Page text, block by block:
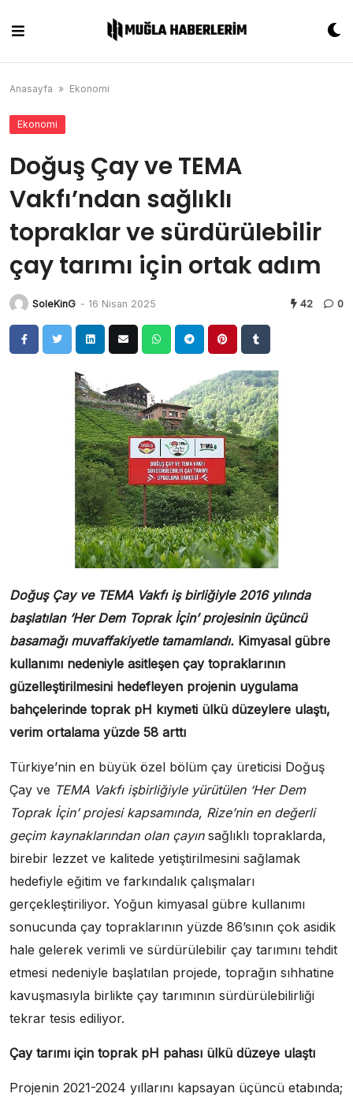
content
Anasayfa » Ekonomi
Ekonomi
Doğuş Çay ve TEMA
Vakfı’ndan sağlıklı
topraklar ve sürdürülebilir
çay tarımı için ortak adım
SoleKinG - 16 Nisan 2025 42 0
Doğuş Çay ve TEMA Vakfı iş birliğiyle 2016 yılında
başlatılan ‘Her Dem Toprak İçin’ projesinin üçüncü
basamağı muvaffakiyetle tamamlandı. Kimyasal gübre
kullanımı nedeniyle asitleşen çay topraklarının
güzelleştirilmesini hedefleyen projenin uygulama
bahçelerinde toprak pH kıymeti ülkü düzeylere ulaştı,
verim ortalama yüzde 58 arttı
Türkiye’nin en büyük özel bölüm çay üreticisi Doğuş
Çay ve TEMA Vakfı işbirliğiyle yürütülen ‘Her Dem
Toprak İçin’ projesi kapsamında, Rize’nin en değerli
geçim kaynaklarından olan çayınsağlıklı topraklarda,
birebir lezzet ve kalitede yetiştirilmesini sağlamak
hedefiyle eğitim ve farkındalık çalışmaları
gerçekleştiriliyor. Yoğun kimyasal gübre kullanımı
sonucunda çay topraklarının yüzde 86’sının çok asidik
hale gelerek verimli ve sürdürülebilir çay tarımını tehdit
etmesi nedeniyle başlatılan projede, toprağın sıhhatine
kavuşmasıyla birlikte çay tarımının sürdürülebilirliği
tekrar tesis ediliyor.
Çay tarımı için toprak pH pahası ülkü düzeye ulaştı
Projenin 2021-2024 yıllarını kapsayan üçüncü etabında;